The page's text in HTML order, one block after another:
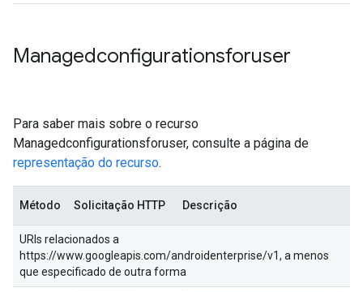
Managedconfigurationsforuser
Para saber mais sobre o recurso
Managedconfigurationsforuser, consulte a página de
representação do recurso.
Método Solicitação HTTP Descrição
URIs relacionados a
https://www.googleapis.com/androidenterprise/v1, a menos
que especificado de outra forma